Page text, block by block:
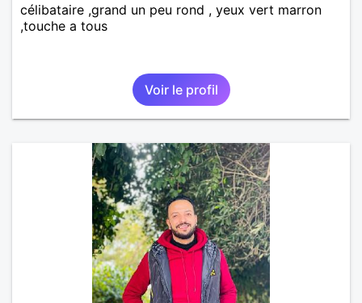
célibataire ,grand un peu rond , yeux vert marron
,touche a tous
Voir le profil